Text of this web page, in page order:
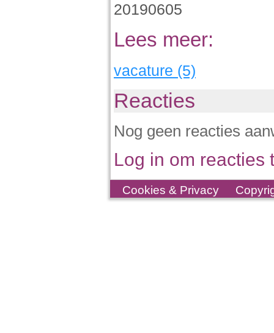
20190605
Lees meer:
vacature (5)
Reacties
Nog geen reacties
Log in om reacties
Cookies & Privacy